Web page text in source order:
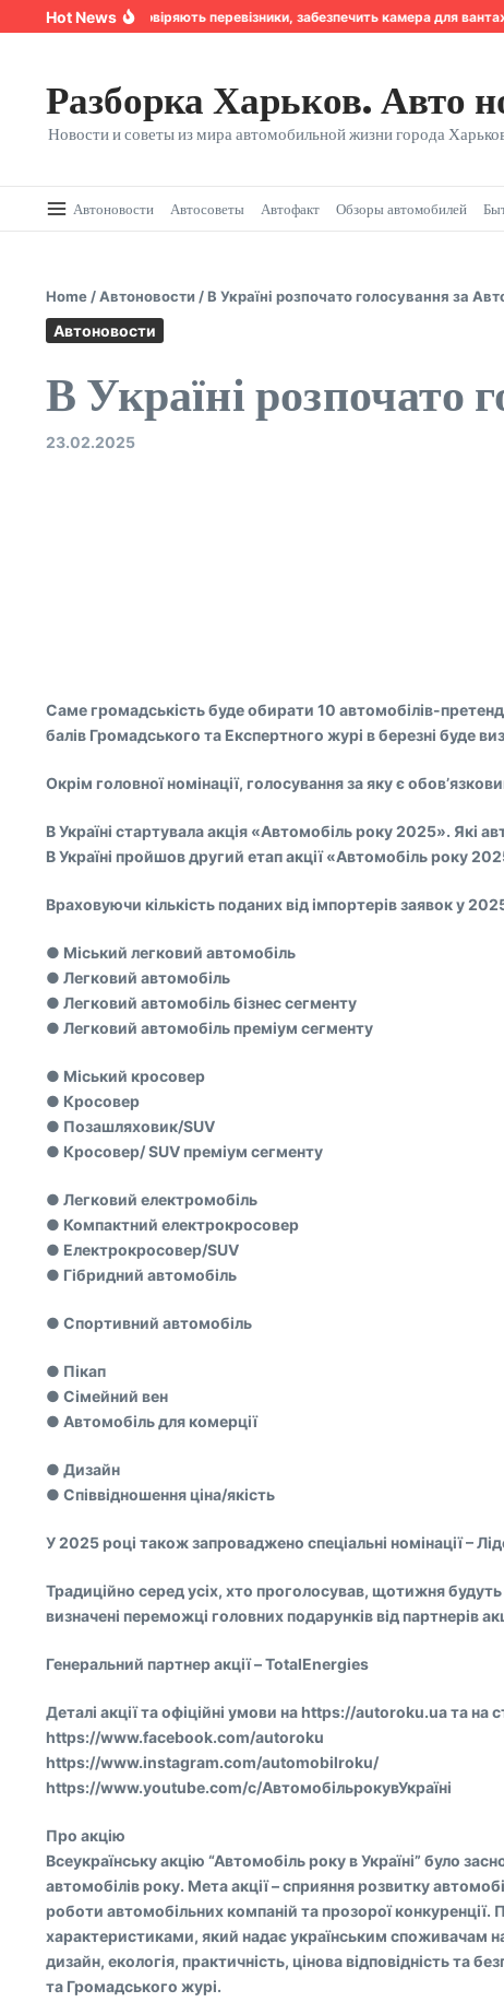
Перейти к содержанию
Hot News
Надійність, якій довіряють перевізники, забезпечить камера для
Разборка Харьков. Авто
Новости и советы из мира автомобильной жизни города
Автоновости Автосоветы Автофакт Обзоры автомобилей
Home /Автоновости /В Україні розпочато голосування за
Автоновости
В Україні розпочато
23.02.2025
Саме громадськість буде обирати 10 автомобілів-
балів Громадського та Експертного журі в березні буде
Окрім головної номінації, голосування за яку є
В Україні стартувала акція «Автомобіль року 2025». Які
В Україні пройшов другий етап акції «Автомобіль року
Враховуючи кількість поданих від імпортерів заявок у
● Міський легковий автомобіль
● Легковий автомобіль
● Легковий автомобіль бізнес сегменту
● Легковий автомобіль преміум сегменту
● Міський кросовер
● Кросовер
● Позашляховик/SUV
● Кросовер/ SUV преміум сегменту
● Легковий електромобіль
● Компактний електрокросовер
● Електрокросовер/SUV
● Гібридний автомобіль
● Спортивний автомобіль
● Пікап
● Сімейний вен
● Автомобіль для комерції
● Дизайн
● Співвідношення ціна/якість
У 2025 році також запроваджено спеціальні номінації –
Традиційно серед усіх, хто проголосував, щотижня
визначені переможці головних подарунків від партнерів
Генеральний партнер акції – TotalEnergies
Деталі акції та офіційні умови на https://autoroku.ua та на
https://www.facebook.com/autoroku
https://www.instagram.com/automobilroku/
https://www.youtube.com/c/АвтомобільрокувУкраїні
Про акцію
Всеукраїнську акцію “Автомобіль року в Україні” було
автомобілів року. Мета акції – сприяння розвитку
роботи автомобільних компаній та прозорої
характеристиками, який надає українським споживачам
дизайн, екологія, практичність, цінова відповідність та
та Громадського журі.